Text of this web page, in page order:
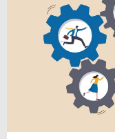
Jeg er din